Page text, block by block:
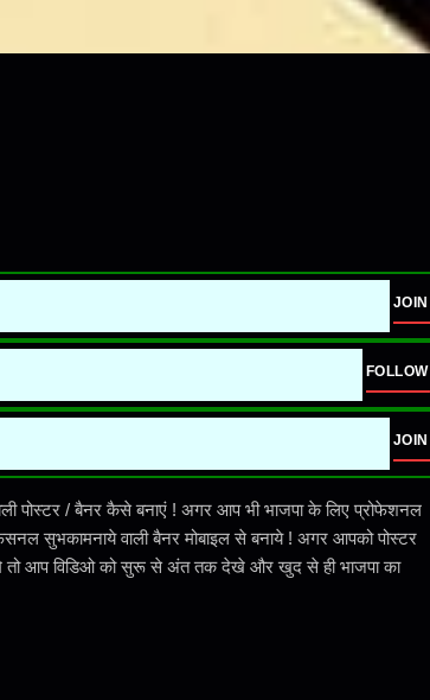
JOIN
FOLLOW
JOIN
पोस्टर / बैनर कैसे बनाएं ! अगर आप भी भाजपा के लिए प्रोफेशनल
सुभकामनाये वाली बैनर मोबाइल से बनाये ! अगर आपको पोस्टर
मे तो आप विडिओ को सुरू से अंत तक देखे और खुद से ही भाजपा का